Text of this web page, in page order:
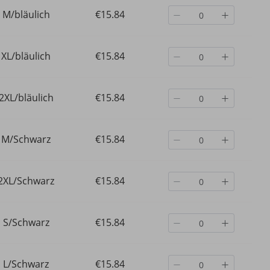
im
UomojIHnkpbitblydL
2025 Winter Neue
Dicke Jeans Herren
Marke Modische High-
Casual Hosen
€42.39
€62.78 -32%
M/bläulich €15.84
XL/bläulich €15.84
bläulich €15.84
M/Schwarz €15.84
Schwarz €15.84
S/Schwarz €15.84
L/Schwarz €15.84